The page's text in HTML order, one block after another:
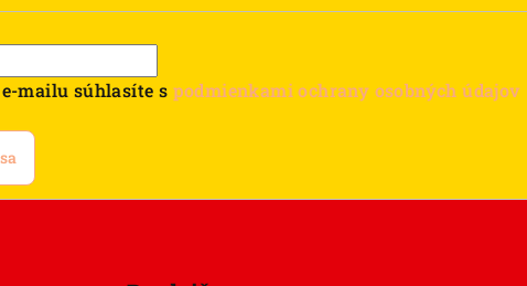
mailu súhlasíte s podmienkami ochrany osobných údajov